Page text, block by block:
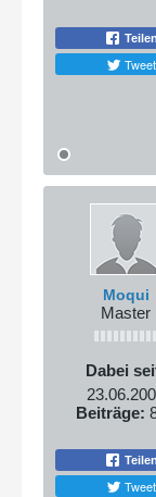
Teilen
Tweet
Moqui
Master
Dabei
Beiträge:
Teilen
Tweet